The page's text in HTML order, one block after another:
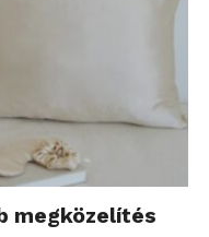
megközelítés